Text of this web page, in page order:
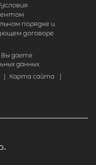
порядке и
договоре
Вы даете
данных.
Карта сайта